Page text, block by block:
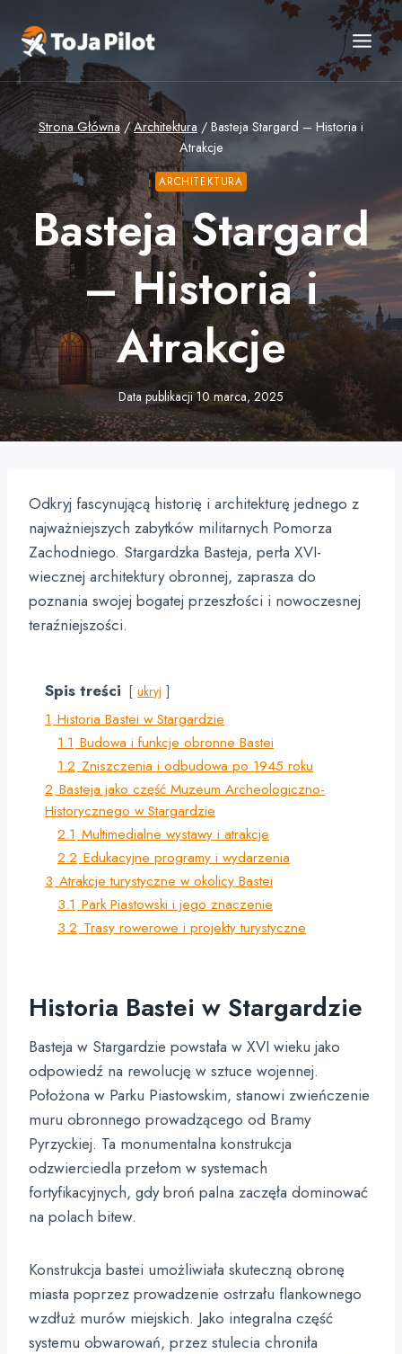
treści
Strona Główna / Architektura / Basteja Stargard – Historia i
Atrakcje
ARCHITEKTURA
Basteja Stargard
– Historia i
Atrakcje
Data publikacji10 marca, 2025
Odkryj fascynującą historię i architekturę jednego z
najważniejszych zabytków militarnych Pomorza
Zachodniego. Stargardzka Basteja, perła XVI-
wiecznej architektury obronnej, zaprasza do
poznania swojej bogatej przeszłości i nowoczesnej
teraźniejszości.
Spis treści ukryj
1 Historia Bastei w Stargardzie
1.1 Budowa i funkcje obronne Bastei
1.2 Zniszczenia i odbudowa po 1945 roku
2 Basteja jako część Muzeum Archeologiczno-
Historycznego w Stargardzie
2.1 Multimedialne wystawy i atrakcje
2.2 Edukacyjne programy i wydarzenia
3 Atrakcje turystyczne w okolicy Bastei
3.1 Park Piastowski i jego znaczenie
3.2 Trasy rowerowe i projekty turystyczne
Historia Bastei w Stargardzie
Basteja w Stargardzie powstała w XVI wieku jako
odpowiedź na rewolucję w sztuce wojennej.
Położona w Parku Piastowskim, stanowi zwieńczenie
muru obronnego prowadzącego od Bramy
Pyrzyckiej. Ta monumentalna konstrukcja
odzwierciedla przełom w systemach
fortyfikacyjnych, gdy broń palna zaczęła dominować
na polach bitew.
Konstrukcja bastei umożliwiała skuteczną obronę
miasta poprzez prowadzenie ostrzału flankownego
wzdłuż murów miejskich. Jako integralna część
systemu obwarowań, przez stulecia chroniła